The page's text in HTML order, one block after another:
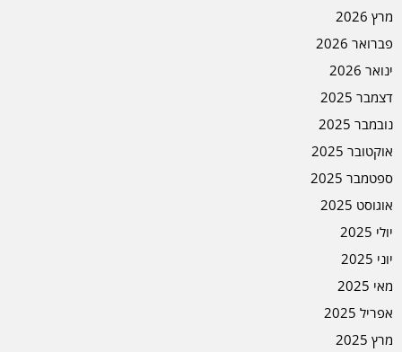
מרץ 2026
פברואר 2026
ינואר 2026
דצמבר 2025
נובמבר 2025
אוקטובר 2025
ספטמבר 2025
אוגוסט 2025
יולי 2025
יוני 2025
מאי 2025
אפריל 2025
מרץ 2025